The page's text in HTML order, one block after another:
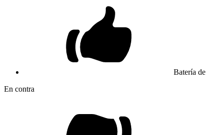
Batería
En contra